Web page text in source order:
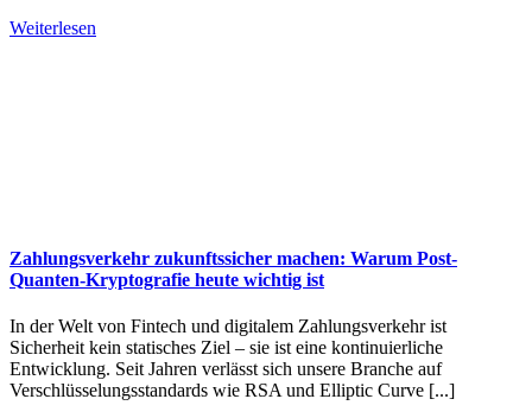
Weiterlesen
Zahlungsverkehr zukunftssicher machen: Warum Post-
Quanten-Kryptografie heute wichtig ist
In der Welt von Fintech und digitalem Zahlungsverkehr ist
Sicherheit kein statisches Ziel – sie ist eine kontinuierliche
Entwicklung. Seit Jahren verlässt sich unsere Branche auf
Verschlüsselungsstandards wie RSA und Elliptic Curve [...]